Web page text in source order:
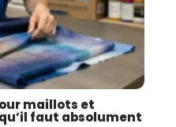
maillots et
faut absolument